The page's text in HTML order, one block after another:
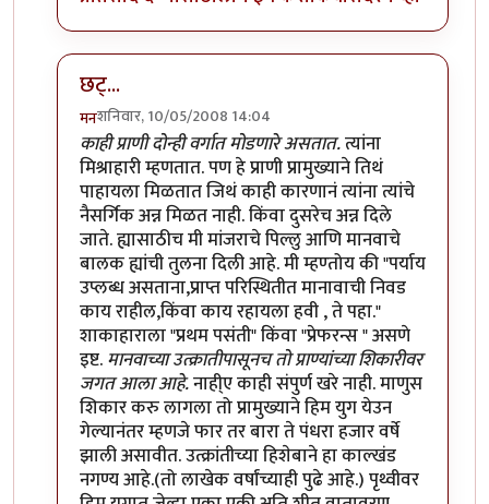
छट्...
मनशनिवार, 10/05/2008 14:04
In reply toशाकाहार-मांसाहार....byप्रभाकर पेठकर
काही प्राणी दोन्ही वर्गात मोडणारे असतात.त्यांना
मिश्राहारी म्हणतात. पण हे प्राणी प्रामुख्याने तिथं
पाहायला मिळतात जिथं काही कारणानं त्यांना त्यांचे
नैसर्गिक अन्न मिळत नाही. किंवा दुसरेच अन्न दिले
जाते. ह्यासाठीच मी मांजराचे पिल्लु आणि मानवाचे
बालक ह्यांची तुलना दिली आहे. मी म्हण्तोय की "पर्याय
उप्लब्ध असताना,प्राप्त परिस्थितीत मानावाची निवड
काय राहील,किंवा काय रहायला हवी , ते पहा."
शाकाहाराला "प्रथम पसंती" किंवा "प्रेफरन्स " असणे
इष्ट.मानवाच्या उत्क्रातीपासूनच तो प्राण्यांच्या शिकारीवर
जगत आला आहे.नाही्ए काही संपुर्ण खरे नाही. माणुस
शिकार करु लागला तो प्रामुख्याने हिम युग येउन
गेल्यानंतर म्हणजे फार तर बारा ते पंधरा हजार वर्षे
झाली असावीत. उत्क्रांतीच्या हिशेबाने हा काल्खंड
नगण्य आहे.(तो लाखेक वर्षांच्याही पुढे आहे.) पृथ्वीवर